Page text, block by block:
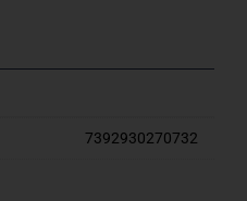
7392930270732